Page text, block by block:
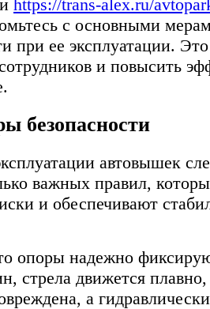
https://trans-alex.ru/
с основными
при ее эксплуатации.
и повысить
безопасности
автовышек
важных правил,
и обеспечивают
опоры надежно
стрела движется плавно,
а